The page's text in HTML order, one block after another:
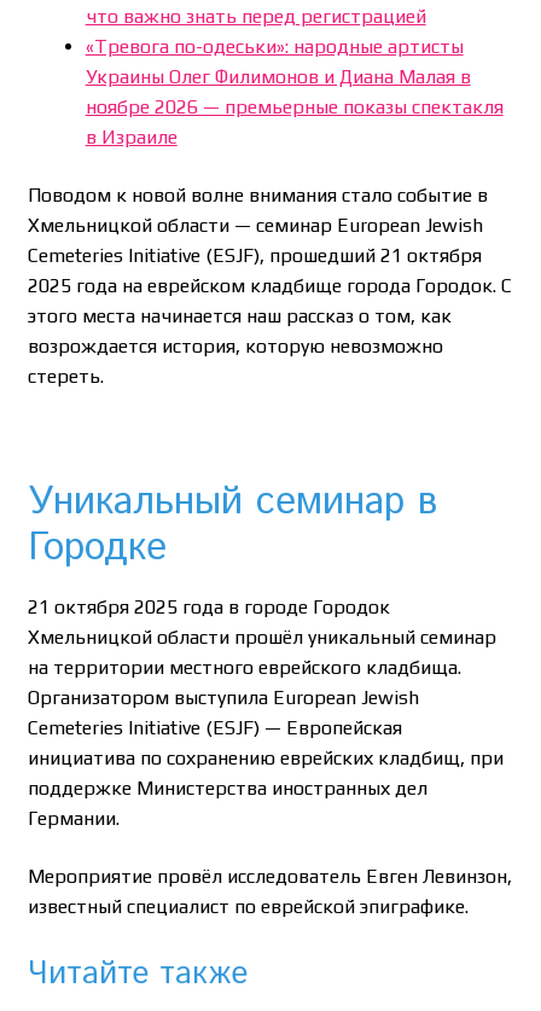
что важно знать перед регистрацией
«Тревога по-одеськи»: народные артисты
Украины Олег Филимонов и Диана Малая в
ноябре 2026 — премьерные показы спектакля
в Израиле
Поводом к новой волне внимания стало событие в
Хмельницкой области — семинар European Jewish
Cemeteries Initiative (ESJF), прошедший 21 октября
2025 года на еврейском кладбище города Городок. С
этого места начинается наш рассказ о том, как
возрождается история, которую невозможно
стереть.
Уникальный семинар в
Городке
21 октября 2025 года в городе Городок
Хмельницкой области прошёл уникальный семинар
на территории местного еврейского кладбища.
Организатором выступила European Jewish
Cemeteries Initiative (ESJF) — Европейская
инициатива по сохранению еврейских кладбищ, при
поддержке Министерства иностранных дел
Германии.
Мероприятие провёл исследователь Евген Левинзон,
известный специалист по еврейской эпиграфике.
Читайте также